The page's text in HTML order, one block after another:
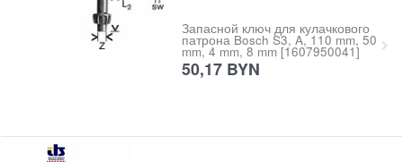
Запасной ключ для кулачкового
патрона Bosch S3, A, 110 mm, 50
mm, 4 mm, 8 mm [1607950041]
50,17 BYN